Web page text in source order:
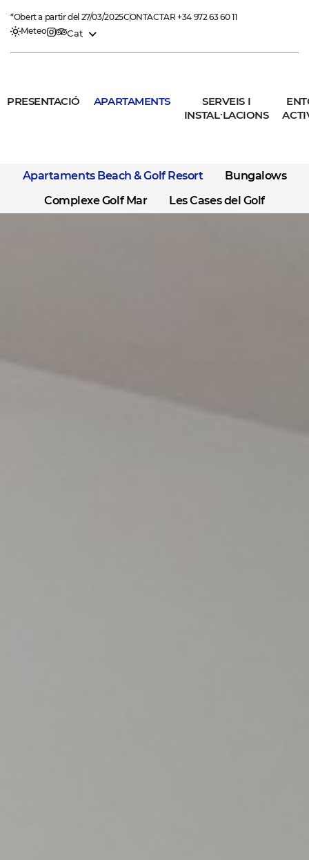
*Obert a partir del 27/03/2025CONTACTAR +34 972 63 60 11
Meteo
Cat
PRESENTACIÓ APARTAMENTS
SERVEIS I
INSTAL·LACIONS
Apartaments Beach & Golf Resort
Bungalows
Complexe Golf Mar
Les Cases del Golf